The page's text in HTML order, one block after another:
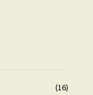
(16)